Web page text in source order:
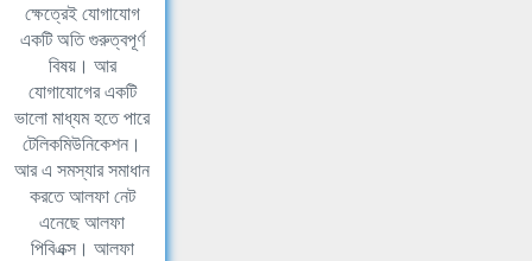
ক্ষেত্রেই যোগাযোগ
একটি অতি গুরুত্বপূর্ণ
বিষয়। আর
যোগাযোগের একটি
ভালো মাধ্যম হতে পারে
টেলিকমিউনিকেশন।
আর এ সমস্যার সমাধান
করতে আলফা নেট
এনেছে আলফা
পিবিএক্স। আলফা